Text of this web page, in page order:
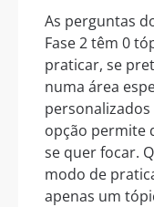
As perguntas
Fase 2 têm 0
praticar, se
numa área
opção permite
se quer focar.
modo de
apenas um